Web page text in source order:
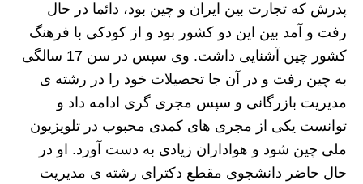
پدرش که تجارت بین ایران و چین بود، دائما در حال
رفت و آمد بین این دو کشور بود و از کودکی با فرهنگ
کشور چین آشنایی داشت. وی سپس در سن 17 سالگی
به چین رفت و در آن جا تحصیلات خود را در رشته ی
مدیریت بازرگانی و سپس مجری گری ادامه داد و
توانست یکی از مجری های کمدی محبوب در تلویزیون
ملی چین شود و هواداران زیادی به دست آورد. او در
حال حاضر دانشجوی مقطع دکترای رشته ی مدیریت